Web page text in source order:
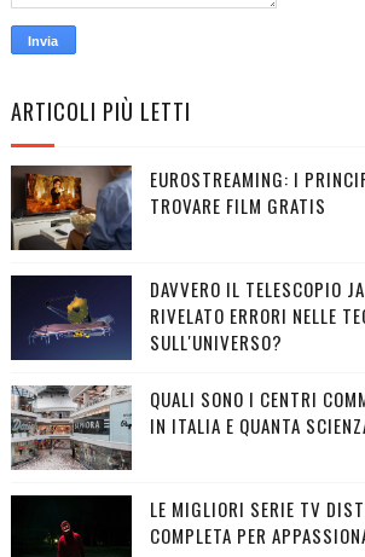
ARTICOLI PIÙ LETTI
EUROSTREAMING: I
TROVARE FILM GRATIS
DAVVERO IL TELESCOPIO
RIVELATO ERRORI NELLE
SULL'UNIVERSO?
QUALI SONO I CENTRI
IN ITALIA E QUANTA
LE MIGLIORI SERIE TV
COMPLETA PER